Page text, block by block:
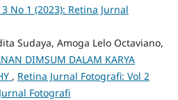
No 1 (2023): Retina Jurnal
Sudaya, Amoga Lelo Octaviano,
DIMSUM DALAM KARYA
, Retina Jurnal Fotografi: Vol 2
Fotografi